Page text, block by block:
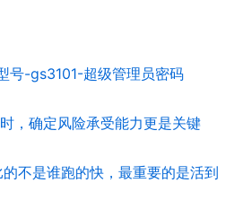
号-gs3101-超级管理员密码
，确定风险承受能力更是关键
不是谁跑的快，最重要的是活到